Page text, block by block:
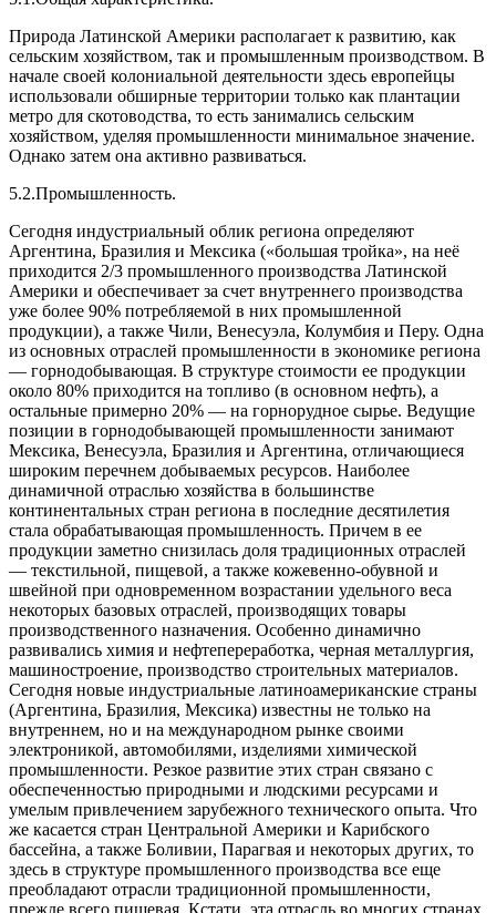
Природа Латинской Америки располагает к развитию, как
сельским хозяйством, так и промышленным производством. В
начале своей колониальной деятельности здесь европейцы
использовали обширные территории только как плантации
метро для скотоводства, то есть занимались сельским
хозяйством, уделяя промышленности минимальное значение.
Однако затем она активно развиваться.
5.2.Промышленность.
Сегодня индустриальный облик региона определяют
Аргентина, Бразилия и Мексика («большая тройка», на неё
приходится 2/3 промышленного производства Латинской
Америки и обеспечивает за счет внутреннего производства
уже более 90% потребляемой в них промышленной
продукции), а также Чили, Венесуэла, Колумбия и Перу. Одна
из основных отраслей промышленности в экономике региона
— горнодобывающая. В структуре стоимости ее продукции
около 80% приходится на топливо (в основном нефть), а
остальные примерно 20% — на горнорудное сырье. Ведущие
позиции в горнодобывающей промышленности занимают
Мексика, Венесуэла, Бразилия и Аргентина, отличающиеся
широким перечнем добываемых ресурсов. Наиболее
динамичной отраслью хозяйства в большинстве
континентальных стран региона в последние десятилетия
стала обрабатывающая промышленность. Причем в ее
продукции заметно снизилась доля традиционных отраслей
— текстильной, пищевой, а также кожевенно-обувной и
швейной при одновременном возрастании удельного веса
некоторых базовых отраслей, производящих товары
производственного назначения. Особенно динамично
развивались химия и нефтепереработка, черная металлургия,
машиностроение, производство строительных материалов.
Сегодня новые индустриальные латиноамериканские страны
(Аргентина, Бразилия, Мексика) известны не только на
внутреннем, но и на международном рынке своими
электроникой, автомобилями, изделиями химической
промышленности. Резкое развитие этих стран связано с
обеспеченностью природными и людскими ресурсами и
умелым привлечением зарубежного технического опыта. Что
же касается стран Центральной Америки и Карибского
бассейна, а также Боливии, Парагвая и некоторых других, то
здесь в структуре промышленного производства все еще
преобладают отрасли традиционной промышленности,
прежде всего пищевая. Кстати, эта отрасль во многих странах